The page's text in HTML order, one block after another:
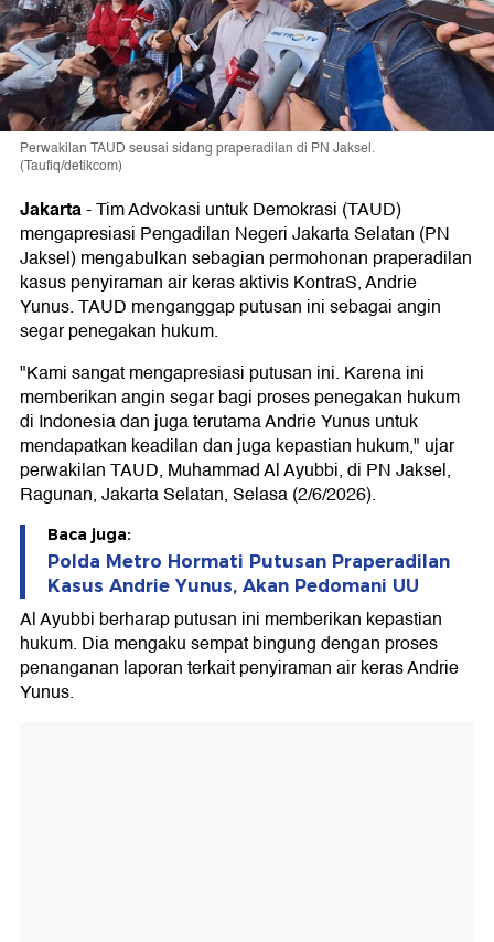
Perwakilan TAUD seusai sidang praperadilan di PN Jaksel.
(Taufiq/detikcom)
Jakarta-Tim Advokasi untuk Demokrasi (TAUD)
mengapresiasi Pengadilan Negeri Jakarta Selatan (PN
Jaksel) mengabulkan sebagian permohonan praperadilan
kasus penyiraman air keras aktivis KontraS, Andrie
Yunus. TAUD menganggap putusan ini sebagai angin
segar penegakan hukum.
"Kami sangat mengapresiasi putusan ini. Karena ini
memberikan angin segar bagi proses penegakan hukum
di Indonesia dan juga terutama Andrie Yunus untuk
mendapatkan keadilan dan juga kepastian hukum," ujar
perwakilan TAUD, Muhammad Al Ayubbi, di PN Jaksel,
Ragunan, Jakarta Selatan, Selasa (2/6/2026).
Baca juga:
Polda Metro Hormati Putusan Praperadilan
Kasus Andrie Yunus, Akan Pedomani UU
Al Ayubbi berharap putusan ini memberikan kepastian
hukum. Dia mengaku sempat bingung dengan proses
penanganan laporan terkait penyiraman air keras Andrie
Yunus.